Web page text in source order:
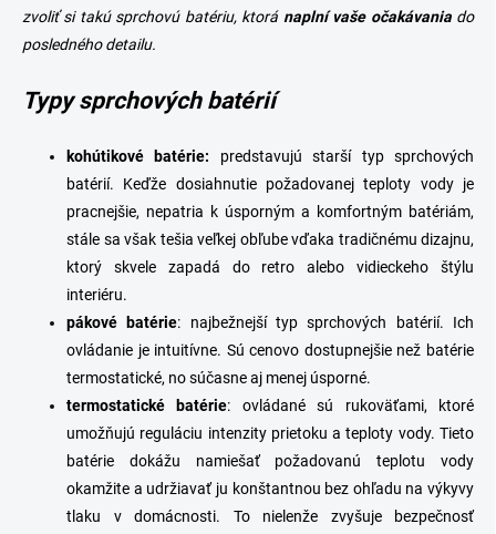
ý
u
zvoliť si takú sprchovú batériu, ktorá naplní vaše očakávaniado
posledného detailu.
Typy sprchových batérií
kohútikové batérie: predstavujú starší typ sprchových
batérií. Keďže dosiahnutie požadovanej teploty vody je
pracnejšie, nepatria k úsporným a komfortným batériám,
stále sa však tešia veľkej obľube vďaka tradičnému dizajnu,
ktorý skvele zapadá do retro alebo vidieckeho štýlu
interiéru.
pákové
batérie: najbežnejší typ sprchových batérií. Ich
ovládanie je intuitívne. Sú cenovo dostupnejšie než batérie
termostatické, no súčasne aj menej úsporné.
termostatické
batérie: ovládané sú rukoväťami, ktoré
umožňujú reguláciu intenzity prietoku a teploty vody. Tieto
batérie dokážu namiešať požadovanú teplotu vody
okamžite a udržiavať ju konštantnou bez ohľadu na výkyvy
tlaku v domácnosti. To nielenže zvyšuje bezpečnosť